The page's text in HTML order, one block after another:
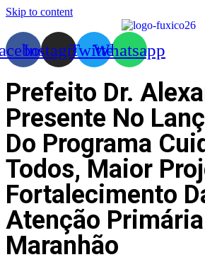
Skip to content
InstagramTwitterWhatsapp
Prefeito Dr.
Presente No
Do Programa
Todos, Maior
Fortalecimento
Atenção
Maranhão